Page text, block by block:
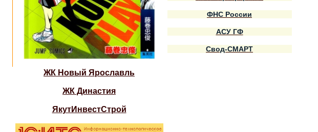
ЖК Новый Ярославль
ЖК Династия
ЯкутИнвестСтрой
ФНС России
АСУ ГФ
Свод-СМАРТ